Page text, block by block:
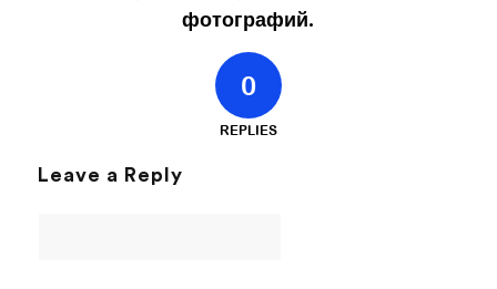
фотографий.
0
REPLIES
Leave a Reply